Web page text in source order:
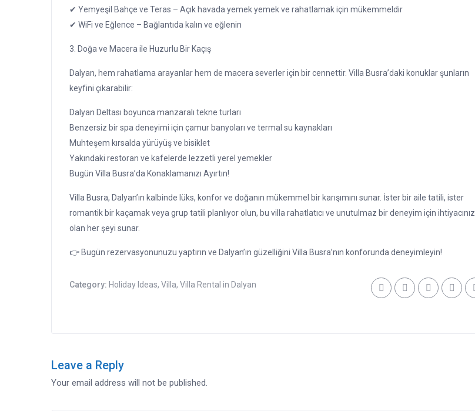
✔ Yemyeşil Bahçe ve Teras – Açık havada yemek yemek ve rahatlamak için mükemmeldir
✔ WiFi ve Eğlence – Bağlantıda kalın ve eğlenin
3. Doğa ve Macera ile Huzurlu Bir Kaçış
Dalyan, hem rahatlama arayanlar hem de macera severler için bir cennettir. Villa Busra’daki konuklar şunların
keyfini çıkarabilir:
Dalyan Deltası boyunca manzaralı tekne turları
Benzersiz bir spa deneyimi için çamur banyoları ve termal su kaynakları
Muhteşem kırsalda yürüyüş ve bisiklet
Yakındaki restoran ve kafelerde lezzetli yerel yemekler
Bugün Villa Busra’da Konaklamanızı Ayırtın!
Villa Busra, Dalyan’ın kalbinde lüks, konfor ve doğanın mükemmel bir karışımını sunar. İster bir aile tatili, ister
romantik bir kaçamak veya grup tatili planlıyor olun, bu villa rahatlatıcı ve unutulmaz bir deneyim için ihtiyacınız
olan her şeyi sunar.
👉 Bugün rezervasyonunuzu yaptırın ve Dalyan’ın güzelliğini Villa Busra’nın konforunda deneyimleyin!
Category: Holiday Ideas, Villa, Villa Rental in Dalyan
Leave a Reply
Your email address will not be published.